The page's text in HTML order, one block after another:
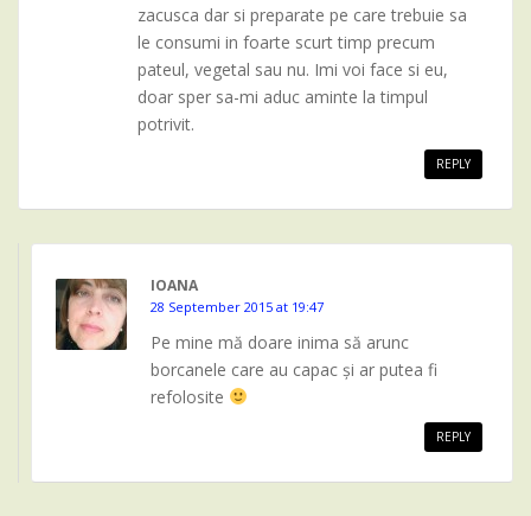
zacusca dar si preparate pe care trebuie sa
le consumi in foarte scurt timp precum
pateul, vegetal sau nu. Imi voi face si eu,
doar sper sa-mi aduc aminte la timpul
potrivit.
REPLY
IOANA
28 September 2015 at 19:47
Pe mine mă doare inima să arunc
borcanele care au capac și ar putea fi
refolosite
REPLY